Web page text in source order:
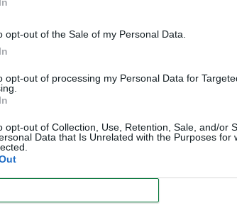
opt-out of the Sale of my Personal Data.
opt-out of processing my Personal Data for
opt-out of Collection, Use, Retention, Sale, and/or
Data that Is Unrelated with the Purposes for
Por tanto, con una baño normal bastará